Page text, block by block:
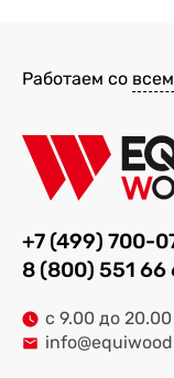
Работаем со
+7 (499) 700-
8 (800) 551 66
с 9.00 до 20.00